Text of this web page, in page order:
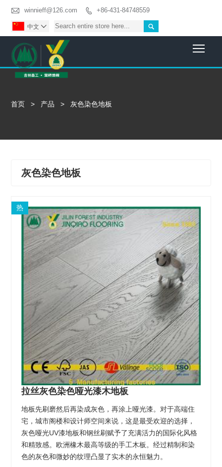
 winnieff@126.com  +86-431-84748559

中文 
首页 > 产品 > 灰色染色地板
灰色染色地板
热
拉丝灰色染色哑光漆木地板
地板先刷磨然后再染成灰色，再涂上哑光漆。对于高端住
宅，城市阁楼和设计师空间来说，这是最受欢迎的选择，
灰色哑光UV漆地板和钢丝刷赋予了充满活力的国际化风格
和精致感。欧洲橡木最高等级的手工木板。经过精制和染
色的灰色和微妙的纹理凸显了实木的永恒魅力。